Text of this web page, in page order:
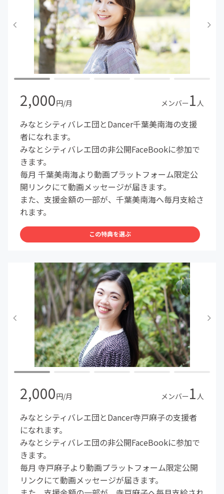
2,000円/月 メンバー1 人
みなとシティバレエ団とDancer千葉美南海の支援
者になれます。
みなとシティバレエ団の非公開FaceBookに参加で
きます。
毎月 千葉美南海より動画プラットフォーム限定公
開リンクにて動画メッセージが届きます。
また、支援金額の一部が、千葉美南海へ毎月支給さ
れます。
この特典を選ぶ
2,000円/月 メンバー1 人
みなとシティバレエ団とDancer寺戸麻子の支援者
になれます。
みなとシティバレエ団の非公開FaceBookに参加で
きます。
毎月 寺戸麻子より動画プラットフォーム限定公開
リンクにて動画メッセージが届きます。